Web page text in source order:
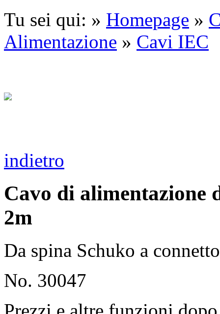
Tu sei qui: » Homepage »
Alimentazione » Cavi IEC
indietro
Cavo di alimentazione
2m
Da spina Schuko a
No. 30047